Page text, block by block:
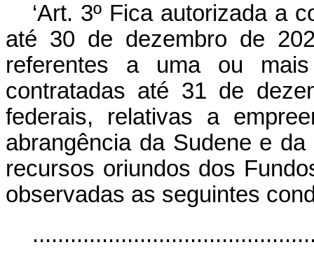
‘Art. 3º Fica autorizada a
até 30 de dezembro de
referentes a uma ou
contratadas até 31 de
federais, relativas a
abrangência da Sudene e
recursos oriundos dos
observadas as seguintes